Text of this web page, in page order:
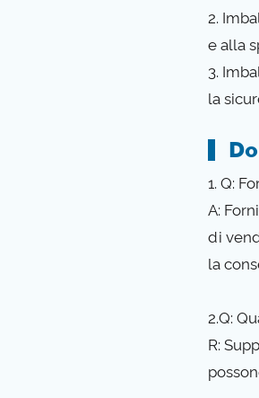
2.
e alla
3.
la
1. Q:
A:
di
la
2.Q:
R: